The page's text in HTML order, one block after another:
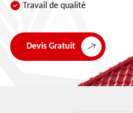
Travail de qualité
Devis Gratuit